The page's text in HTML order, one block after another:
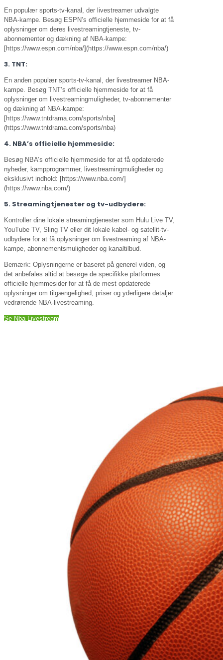
En populær sports-tv-kanal, der livestreamer udvalgte
NBA-kampe. Besøg ESPN’s officielle hjemmeside for at få
oplysninger om deres livestreamingtjeneste, tv-
abonnementer og dækning af NBA-kampe:
[https://www.espn.com/nba/](https://www.espn.com/nba/)
3. TNT:
En anden populær sports-tv-kanal, der livestreamer NBA-
kampe. Besøg TNT’s officielle hjemmeside for at få
oplysninger om livestreamingmuligheder, tv-abonnementer
og dækning af NBA-kampe:
[https://www.tntdrama.com/sports/nba]
(https://www.tntdrama.com/sports/nba)
4. NBA’s officielle hjemmeside:
Besøg NBA’s officielle hjemmeside for at få opdaterede
nyheder, kampprogrammer, livestreamingmuligheder og
eksklusivt indhold: [https://www.nba.com/]
(https://www.nba.com/)
5. Streamingtjenester og tv-udbydere:
Kontroller dine lokale streamingtjenester som Hulu Live TV,
YouTube TV, Sling TV eller dit lokale kabel- og satellit-tv-
udbydere for at få oplysninger om livestreaming af NBA-
kampe, abonnementsmuligheder og kanaltilbud.
Bemærk: Oplysningerne er baseret på generel viden, og
det anbefales altid at besøge de specifikke platformes
officielle hjemmesider for at få de mest opdaterede
oplysninger om tilgængelighed, priser og yderligere detaljer
vedrørende NBA-livestreaming.
Se Nba Livestream